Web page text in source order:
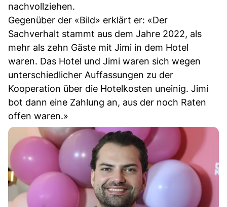
nachvollziehen.
Gegenüber der «Bild» erklärt er: «Der
Sachverhalt stammt aus dem Jahre 2022, als
mehr als zehn Gäste mit Jimi in dem Hotel
waren. Das Hotel und Jimi waren sich wegen
unterschiedlicher Auffassungen zu der
Kooperation über die Hotelkosten uneinig. Jimi
bot dann eine Zahlung an, aus der noch Raten
offen waren.»